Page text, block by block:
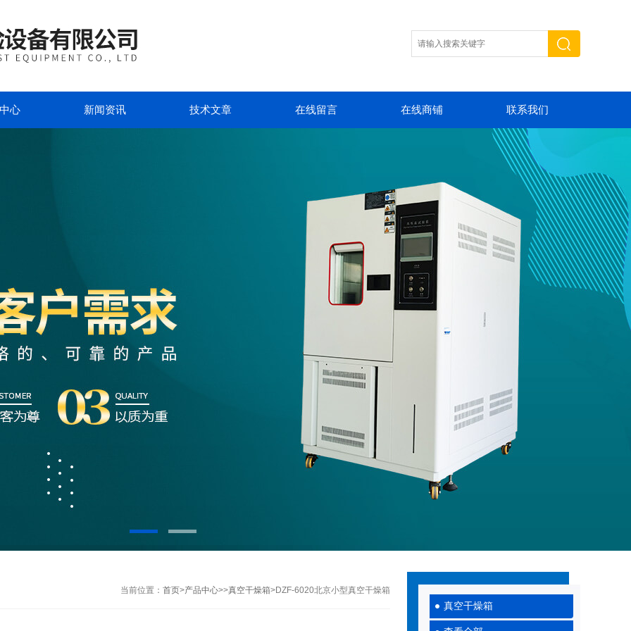
心 新闻资讯 技术文章 在线留言 在线商铺 联系我们
真空干燥箱
当前位置： 首页>产品中心>>真空干燥箱>DZF-6020北京小型真空干燥箱